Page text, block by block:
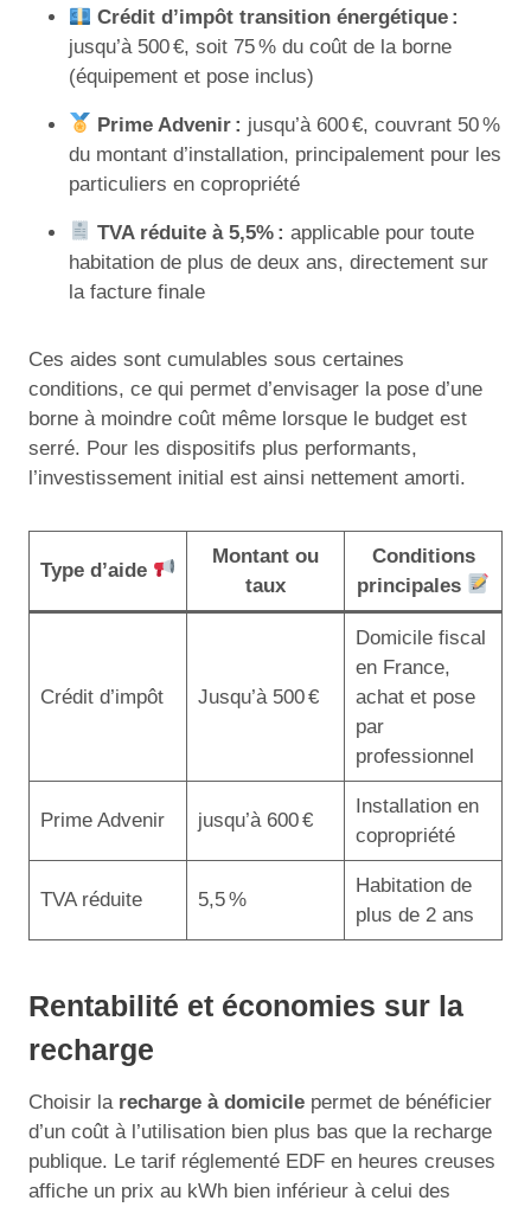
Crédit d’impôt transition énergétique :
jusqu’à 500 €, soit 75 % du coût de la borne
(équipement et pose inclus)
Prime Advenir : jusqu’à 600 €, couvrant 50 %
du montant d’installation, principalement pour les
particuliers en copropriété
TVA réduite à 5,5% : applicable pour toute
habitation de plus de deux ans, directement sur
la facture finale
Ces aides sont cumulables sous certaines
conditions, ce qui permet d’envisager la pose d’une
borne à moindre coût même lorsque le budget est
serré. Pour les dispositifs plus performants,
l’investissement initial est ainsi nettement amorti.
Type d’aide
Montant ou
taux
Conditions
principales
Crédit d’impôt Jusqu’à 500 €
Domicile fiscal
en France,
achat et pose
par
professionnel
Prime Advenir jusqu’à 600 €
Installation en
copropriété
TVA réduite 5,5 %
Habitation de
plus de 2 ans
Rentabilité et économies sur la
recharge
Choisir la recharge à domicile permet de bénéficier
d’un coût à l’utilisation bien plus bas que la recharge
publique. Le tarif réglementé EDF en heures creuses
affiche un prix au kWh bien inférieur à celui des